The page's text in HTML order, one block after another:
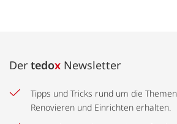
Der tedox Newsletter
Tipps und Tricks rund um die
Renovieren und Einrichten erhalten.